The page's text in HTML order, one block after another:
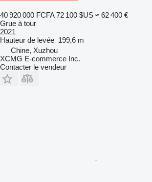
40 920 000 FCFA 72 100 $US ≈ 62 400 €
Grue à tour
2021
Hauteur de levée 199,6 m
Chine, Xuzhou
XCMG E-commerce Inc.
Contacter le vendeur